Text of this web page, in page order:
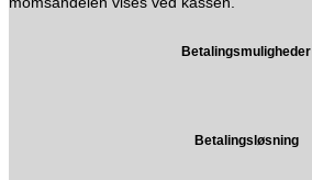
Betalingsmuligheder
Betalingsløsning